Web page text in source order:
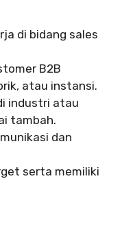
di bidang sales
B2B
atau instansi.
industri atau
tambah.
dan
serta memiliki